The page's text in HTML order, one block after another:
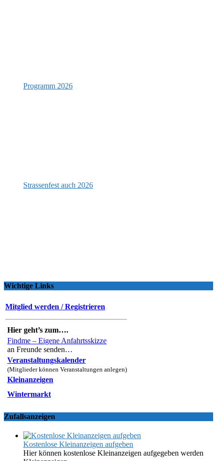
Programm 2026
Strassenfest auch 2026
Wichtige Links
Mitglied werden / Registrieren
Hier geht’s zum….
Findme – Eigene Anfahrtsskizze
an Freunde senden…
Veranstaltungskalender
(Mitglieder können Veranstaltungen anlegen)
Kleinanzeigen
Wintermarkt
Zufallsanzeigen
Kostenlose Kleinanzeigen aufgeben
Hier können kostenlose Kleinanzeigen aufgegeben werden